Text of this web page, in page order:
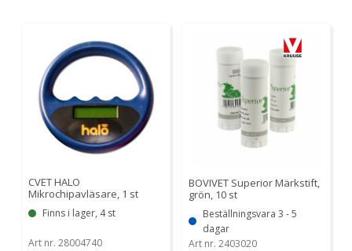
CVET HALO
Mikrochipavläsare, 1 st
Finns i lager, 4 st
Art nr. 28004740
BOVIVET Superior Märkstift,
grön, 10 st
Beställningsvara 3 - 5
dagar
Art nr. 2403020